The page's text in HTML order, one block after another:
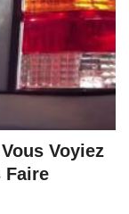
Voyiez
Faire